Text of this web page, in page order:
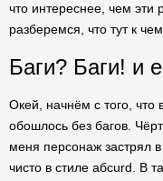
что интереснее, чем
разберемся, что тут к
Баги? Баги! и
Окей, начнём с того,
обошлось без багов.
меня персонаж застрял
чисто в стиле абсurd. В